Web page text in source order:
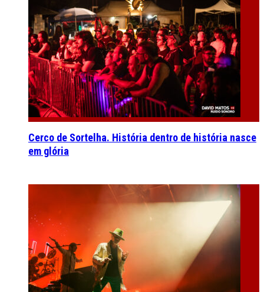
Cerco de Sortelha. História dentro de história nasce
em glória